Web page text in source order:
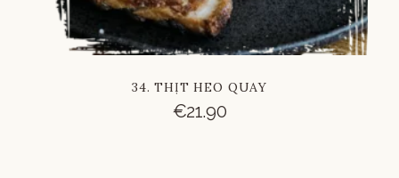
34. THỊT HEO QUAY
€21.90
Vietnamese
Russian